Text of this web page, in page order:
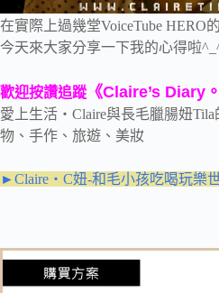
在實際上過幾堂VoiceTube HERO
今天來大家分享一下我的心得啦
歡迎按讚追蹤 《Claire’s Diary
愛上生活‧Claire與長毛臘腸妞
物、手作、旅遊、美妝
►Claire‧C妞-和毛小孩吃喝玩樂